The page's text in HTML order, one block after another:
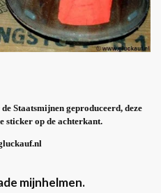
Staatsmijnen geproduceerd, deze
sticker op de achterkant.
mijnhelmen.